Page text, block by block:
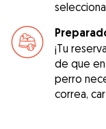
¡Tu
de que
perro
correa,